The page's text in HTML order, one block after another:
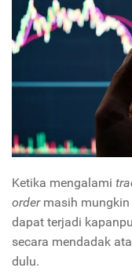
Ketika mengalami
order masih
dapat terjadi
secara mendadak
dulu.